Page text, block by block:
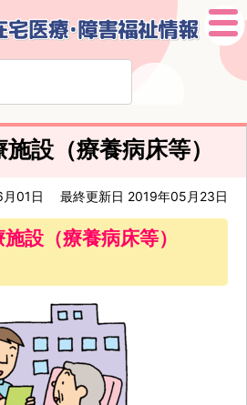
設（療養病床等）
01日 最終更新日 2019年05月23日
設（療養病床等）